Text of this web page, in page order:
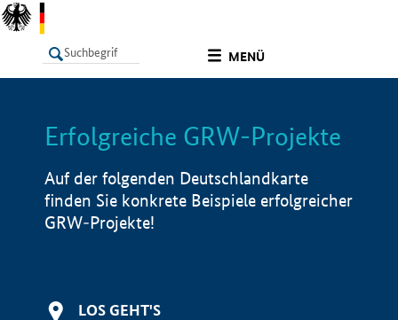
MENÜ
LISTE Info
Erfolgreiche GRW-Projekte
Auf der folgenden Deutschlandkarte
finden Sie konkrete Beispiele erfolgreicher
GRW-Projekte!
LOS GEHT'S